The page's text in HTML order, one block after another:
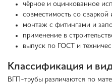
чёрное и оцинкованное
совместимость со
монтаж с фитингами и
применение в
выпуск по ГОСТ и
Классификация и
ВГП-трубы различаются по